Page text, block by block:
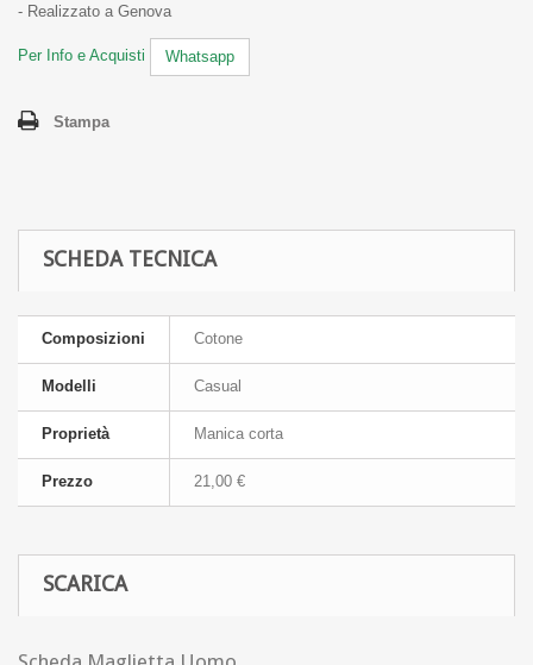
- Realizzato a Genova
Per Info e Acquisti Whatsapp
Stampa
SCHEDA TECNICA
Composizioni Cotone
Modelli Casual
Proprietà Manica corta
Prezzo 21,00 €
SCARICA